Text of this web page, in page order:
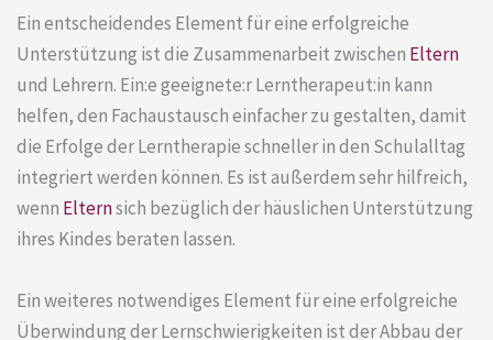
Ein entscheidendes Element für eine erfolgreiche
Unterstützung ist die Zusammenarbeit zwischen Eltern
und Lehrern. Ein:e geeignete:r Lerntherapeut:in kann
helfen, den Fachaustausch einfacher zu gestalten, damit
die Erfolge der Lerntherapie schneller in den Schulalltag
integriert werden können. Es ist außerdem sehr hilfreich,
wenn Elternsich bezüglich der häuslichen Unterstützung
ihres Kindes beraten lassen.
Ein weiteres notwendiges Element für eine erfolgreiche
Überwindung der Lernschwierigkeiten ist der Abbau der